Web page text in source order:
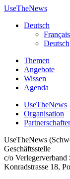
UseTheNews
Deutsch
Français
Deutsch
Themen
Angebote
Wissen
Agenda
UseTheNews
Organisation
UseTheNews
Geschäftsstelle
c/o
Konradstrasse 18,